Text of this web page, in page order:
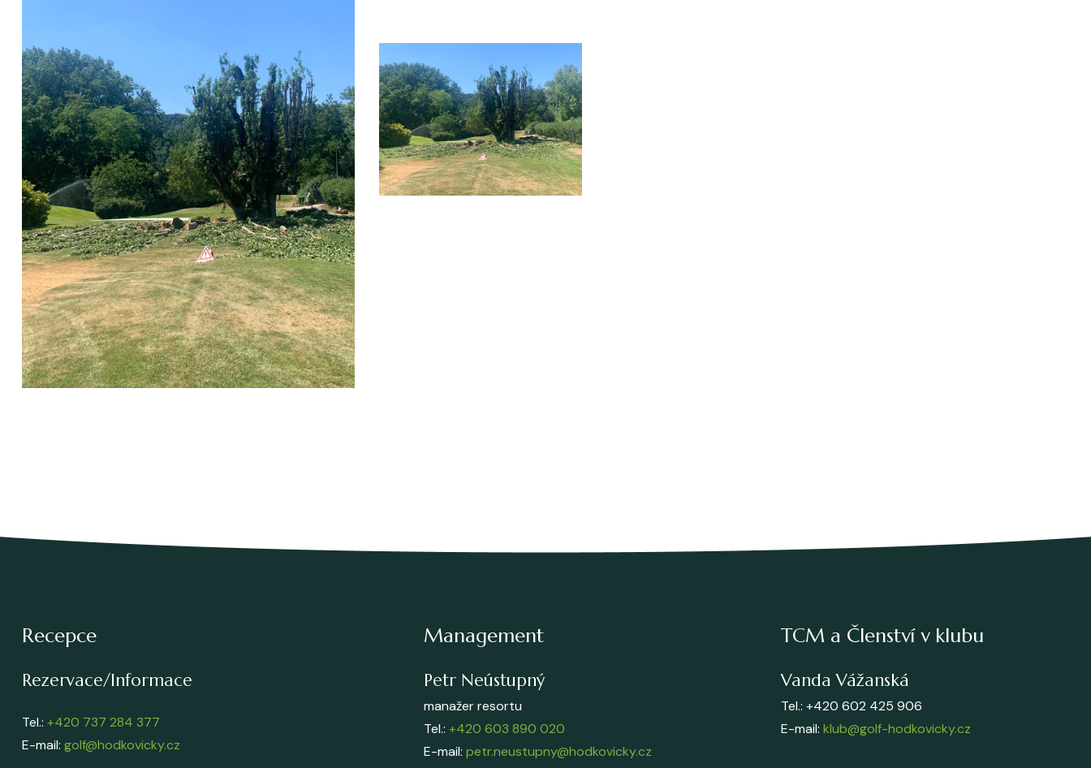
Recepce
Rezervace/Informace
Tel.: +420 737 284 377
E-mail: golf@hodkovicky.cz
Management
Petr Neústupný
manažer resortu
Tel.: +420 603 890 020
E-mail: petr.neustupny@hodkovicky.cz
TCM a Členství v klubu
Vanda Vážanská
Tel.: +420 602 425 906
E-mail: klub@golf-hodkovicky.cz